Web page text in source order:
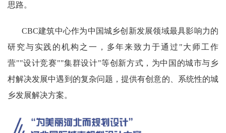
思路。
CBC建筑中心作为中国城乡创新发展领域最具影响力的
研究与实践的机构之一，多年来致力于通过"大师工作
营""设计竞赛""集群设计"等创新方式，为中国的城市与乡
村解决发展中遇到的复杂问题，提供有创意的、系统性的城
乡发展解决方案。